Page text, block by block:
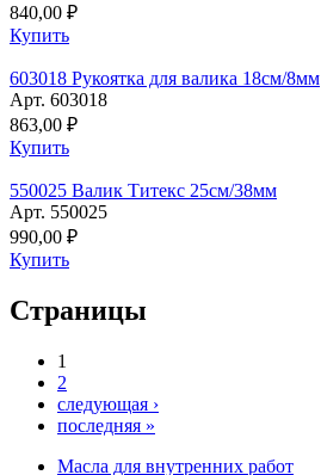
840,00 ₽
Купить
603018 Рукоятка для валика 18см/8мм
Арт. 603018
863,00 ₽
Купить
550025 Валик Титекс 25см/38мм
Арт. 550025
990,00 ₽
Купить
Страницы
1
2
следующая ›
последняя »
Масла для внутренних работ